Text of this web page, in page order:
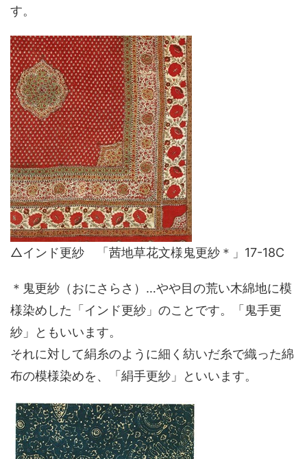
す。
△インド更紗 「茜地草花文様鬼更紗＊」17-18C
＊鬼更紗（おにさらさ）…やや目の荒い木綿地に模
様染めした「インド更紗」のことです。「鬼手更
紗」ともいいます。
それに対して絹糸のように細く紡いだ糸で織った綿
布の模様染めを、「絹手更紗」といいます。